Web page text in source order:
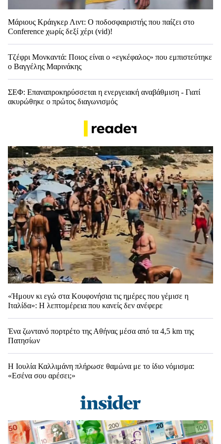
Μάριους Κράιγκερ Λιντ: Ο ποδοσφαιριστής που παίζει στο
Conference χωρίς δεξί χέρι (vid)!
Τζέφρι Μονκαντά: Ποιος είναι ο «εγκέφαλος» που εμπιστεύτηκε
ο Βαγγέλης Μαρινάκης
ΣΕΦ: Επαναπροκηρύσσεται η ενεργειακή αναβάθμιση - Γιατί
ακυρώθηκε ο πρώτος διαγωνισμός
«Ήμουν κι εγώ στα Κουφονήσια τις ημέρες που γέμισε η
Ιταλίδα»: Η λεπτομέρεια που κανείς δεν ανέφερε
Ένα ζωντανό πορτρέτο της Αθήνας μέσα από τα 4,5 km της
Πατησίων
Η Ιουλία Καλλιμάνη πλήρωσε θαμώνα με το ίδιο νόμισμα:
«Εσένα σου αρέσει;»